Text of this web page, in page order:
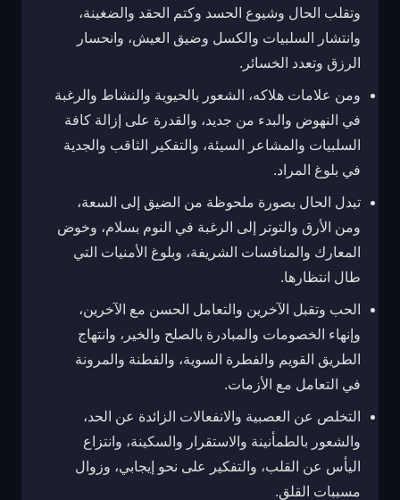
وتقلب الحال وشيوع الحسد وكتم الحقد والضغينة،
وانتشار السلبيات والكسل وضيق العيش، وانحسار
الرزق وتعدد الخسائر.
ومن علامات هلاكه، الشعور بالحيوية والنشاط والرغبة
في النهوض والبدء من جديد، والقدرة على إزالة كافة
السلبيات والمشاعر السيئة، والتفكير الثاقب والجدية
في بلوغ المراد.
تبدل الحال بصورة ملحوظة من الضيق إلى السعة،
ومن الأرق والتوتر إلى الرغبة في النوم بسلام، وخوض
المعارك والمنافسات الشريفة، وبلوغ الأمنيات التي
طال انتظارها.
الحب وتقبل الآخرين والتعامل الحسن مع الآخرين،
وإنهاء الخصومات والمبادرة بالصلح والخير، وانتهاج
الطريق القويم والفطرة السوية، والفطنة والمرونة
في التعامل مع الأزمات.
التخلص عن العصبية والانفعالات الزائدة عن الحد،
والشعور بالطمأنينة والاستقرار والسكينة، وانتزاع
اليأس عن القلب، والتفكير على نحو إيجابي، وزوال
مسببات القلق.